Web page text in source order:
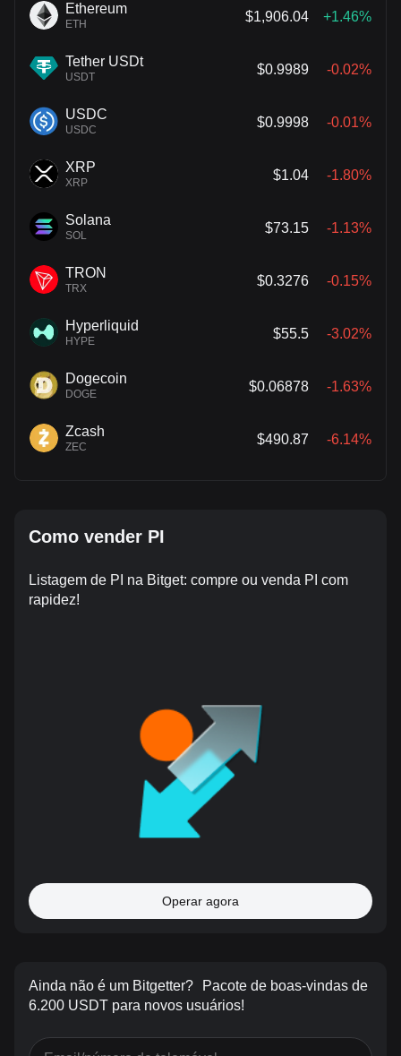
Ethereum
ETH
$1,906.04 +1.46%
Tether USDt
USDT
$0.9989 -0.02%
USDC
USDC
$0.9998 -0.01%
XRP
XRP
$1.04 -1.80%
Solana
SOL
$73.15 -1.13%
TRON
TRX
$0.3276 -0.15%
Hyperliquid
HYPE
$55.5 -3.02%
Dogecoin
DOGE
$0.06878 -1.63%
Zcash
ZEC
$490.87 -6.14%
Como vender PI
Listagem de PI na Bitget: compre ou venda PI com
rapidez!
Operar agora
Ainda não é um Bitgetter?
Pacote de boas-vindas de
6.200 USDT para novos usuários!